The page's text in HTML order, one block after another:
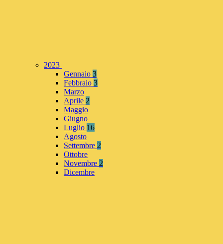
2023
Gennaio 3
Febbraio 3
Marzo
Aprile 2
Maggio
Giugno
Luglio 16
Agosto
Settembre 2
Ottobre
Novembre 2
Dicembre